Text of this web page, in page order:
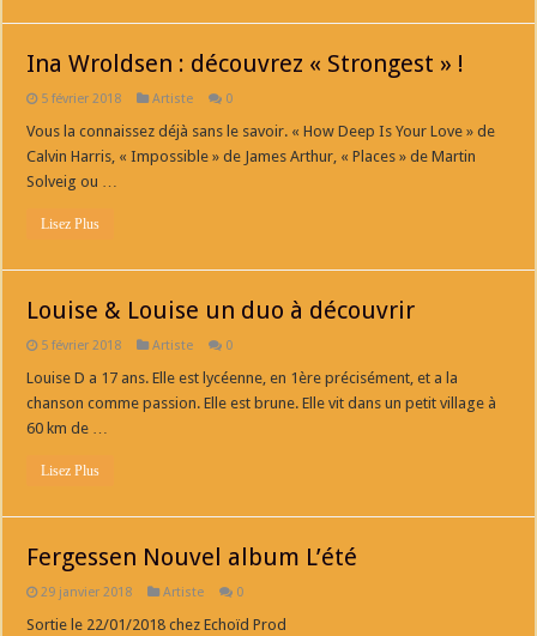
Ina Wroldsen : découvrez « Strongest » !
5 février 2018 Artiste 0
Vous la connaissez déjà sans le savoir. « How Deep Is Your Love » de
Calvin Harris, « Impossible » de James Arthur, « Places » de Martin
Solveig ou …
Lisez Plus
Louise & Louise un duo à découvrir
5 février 2018 Artiste 0
Louise D a 17 ans. Elle est lycéenne, en 1ère précisément, et a la
chanson comme passion. Elle est brune. Elle vit dans un petit village à
60 km de …
Lisez Plus
Fergessen Nouvel album L’été
29 janvier 2018 Artiste 0
Sortie le 22/01/2018 chez Echoïd Prod